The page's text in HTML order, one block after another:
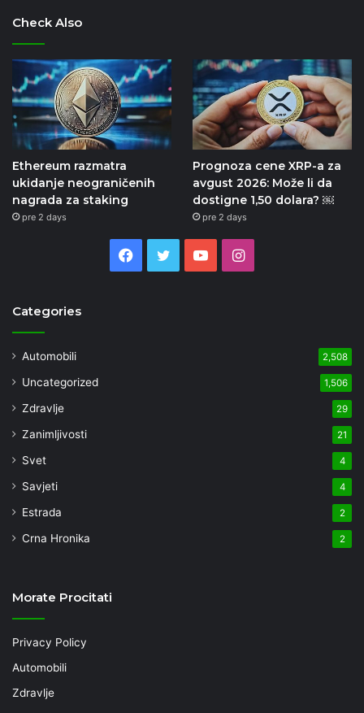
Check Also
Ethereum razmatra
ukidanje neograničenih
nagrada za staking
pre 2 days
Prognoza cene XRP-a za
avgust 2026: Može li da
dostigne 1,50 dolara? ￼
pre 2 days
Facebook
TwitterYouTubeInstagram
Categories
Automobili 2,508
Uncategorized 1,506
Zdravlje 29
Zanimljivosti 21
Svet 4
Savjeti 4
Estrada 2
Crna Hronika 2
Morate Procitati
Privacy Policy
Automobili
Zdravlje